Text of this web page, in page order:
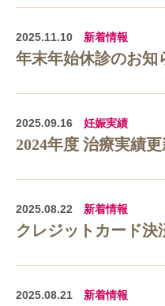
2025.11.10 新着情報
年末年始休診のお知
2025.09.16 妊娠実績
2024年度 治療実績
2025.08.22 新着情報
クレジットカード決
2025.08.21 新着情報